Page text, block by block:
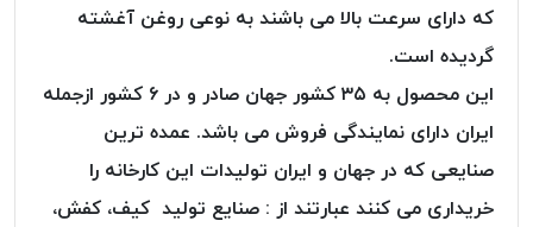
پلیسه
کرد
OMEGA
نخ
توری
پلیسه
که دارای سرعت بالا می باشند به نوعی روغن آغشته
گردیده است.
این محصول به ۳۵ کشور جهان صادر و در ۶ کشور ازجمله
ایران دارای نمایندگی فروش می باشد. عمده ترین
صنایعی که در جهان و ایران تولیدات این کارخانه را
خریداری می کنند عبارتند از : صنایع تولید کیف، کفش،